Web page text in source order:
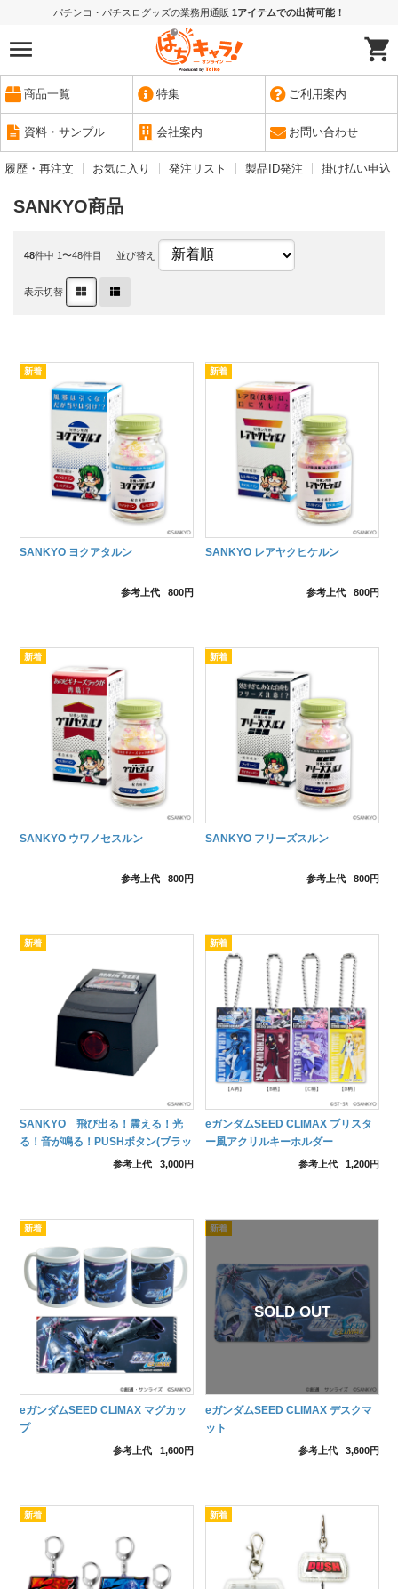
パチンコ・パチスログッズの業務用通販 1アイテムでの出荷可能！
商品一覧 特集 ご利用案内
資料・サンプル 会社案内 お問い合わせ
履歴・再注文 お気に入り 発注リスト 製品ID発注 掛け払い申込
SANKYO商品
48件中 1〜48件目 並び替え
表示切替
SANKYO ヨクアタルン
参考上代 800円
SANKYO レアヤクヒケルン
参考上代 800円
SANKYO ウワノセスルン
参考上代 800円
SANKYO フリーズスルン
参考上代 800円
SANKYO 飛び出る！震える！光
る！音が鳴る！PUSHボタン(ブラッ
参考上代 3,000円
eガンダムSEED CLIMAX ブリスタ
ー風アクリルキーホルダー
参考上代 1,200円
eガンダムSEED CLIMAX マグカッ
プ
参考上代 1,600円
eガンダムSEED CLIMAX デスクマ
ット
参考上代 3,600円